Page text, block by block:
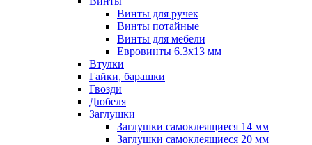
Винты для ручек
Винты потайные
Винты для мебели
Евровинты 6.3х13 мм
Втулки
Гайки, барашки
Гвозди
Дюбеля
Заглушки
Заглушки самоклеящиеся 14 мм
Заглушки самоклеящиеся 20 мм